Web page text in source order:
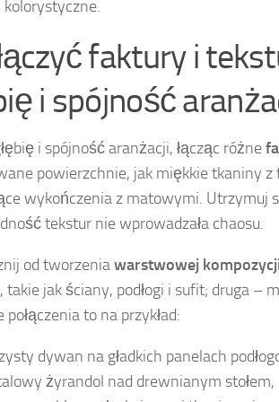
faktury i
i spójność
i spójność aranżacji, łącząc różne
powierzchnie, jak miękkie tkaniny z
wykończenia z matowymi. Utrzymuj
tekstur nie wprowadzała chaosu.
od tworzeniawarstwowej kompozycji
takie jak ściany, podłogi i sufit; druga –
połączenia to na przykład:
dywan na gładkich panelach
żyrandol nad drewnianym stołem,